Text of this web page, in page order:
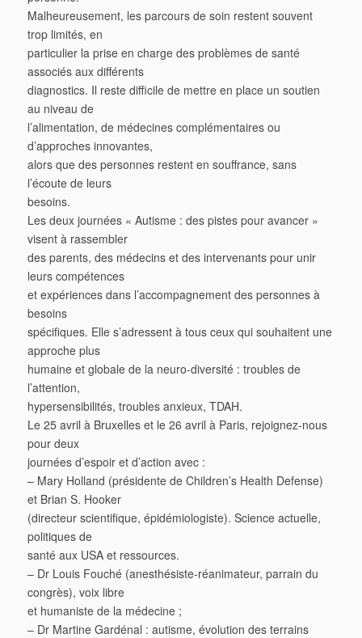
Malheureusement, les parcours de soin restent souvent
trop limités, en
particulier la prise en charge des problèmes de santé
associés aux différents
diagnostics. Il reste difficile de mettre en place un soutien
au niveau de
l’alimentation, de médecines complémentaires ou
d’approches innovantes,
alors que des personnes restent en souffrance, sans
l’écoute de leurs
besoins.
Les deux journées « Autisme : des pistes pour avancer »
visent à rassembler
des parents, des médecins et des intervenants pour unir
leurs compétences
et expériences dans l’accompagnement des personnes à
besoins
spécifiques. Elle s’adressent à tous ceux qui souhaitent une
approche plus
humaine et globale de la neuro-diversité : troubles de
l’attention,
hypersensibilités, troubles anxieux, TDAH.
Le 25 avril à Bruxelles et le 26 avril à Paris, rejoignez-nous
pour deux
journées d’espoir et d’action avec :
– Mary Holland (présidente de Children’s Health Defense)
et Brian S. Hooker
(directeur scientifique, épidémiologiste). Science actuelle,
politiques de
santé aux USA et ressources.
– Dr Louis Fouché (anesthésiste-réanimateur, parrain du
congrès), voix libre
et humaniste de la médecine ;
– Dr Martine Gardénal : autisme, évolution des terrains